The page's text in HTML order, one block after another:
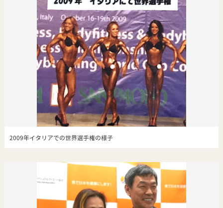
2009年イタリアでの世界選手権の様子